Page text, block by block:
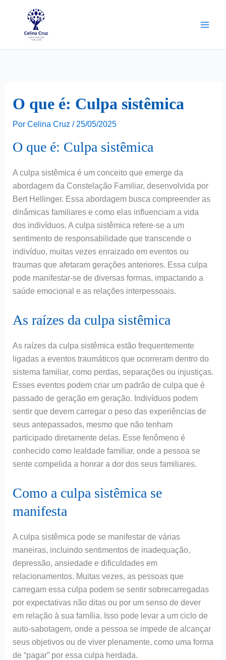
O que é: Culpa sistêmica
Por Celina Cruz / 25/05/2025
O que é: Culpa sistêmica
A culpa sistêmica é um conceito que emerge da
abordagem da Constelação Familiar, desenvolvida por
Bert Hellinger. Essa abordagem busca compreender as
dinâmicas familiares e como elas influenciam a vida
dos indivíduos. A culpa sistêmica refere-se a um
sentimento de responsabilidade que transcende o
indivíduo, muitas vezes enraizado em eventos ou
traumas que afetaram gerações anteriores. Essa culpa
pode manifestar-se de diversas formas, impactando a
saúde emocional e as relações interpessoais.
As raízes da culpa sistêmica
As raízes da culpa sistêmica estão frequentemente
ligadas a eventos traumáticos que ocorreram dentro do
sistema familiar, como perdas, separações ou injustiças.
Esses eventos podem criar um padrão de culpa que é
passado de geração em geração. Indivíduos podem
sentir que devem carregar o peso das experiências de
seus antepassados, mesmo que não tenham
participado diretamente delas. Esse fenômeno é
conhecido como lealdade familiar, onde a pessoa se
sente compelida a honrar a dor dos seus familiares.
Como a culpa sistêmica se
manifesta
A culpa sistêmica pode se manifestar de várias
maneiras, incluindo sentimentos de inadequação,
depressão, ansiedade e dificuldades em
relacionamentos. Muitas vezes, as pessoas que
carregam essa culpa podem se sentir sobrecarregadas
por expectativas não ditas ou por um senso de dever
em relação à sua família. Isso pode levar a um ciclo de
auto-sabotagem, onde a pessoa se impede de alcançar
seus objetivos ou de viver plenamente, como uma forma
de “pagar” por essa culpa herdada.